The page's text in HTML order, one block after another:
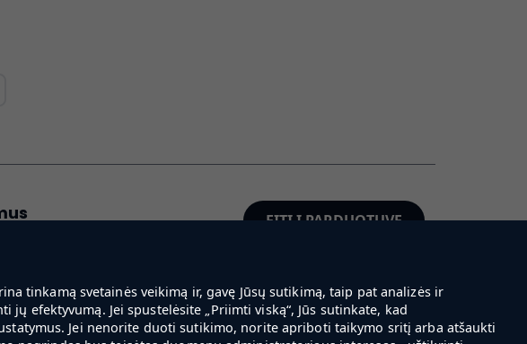
tinkamą svetainės veikimą ir, gavę Jūsų sutikimą, taip pat analizės ir
efektyvumą. Jei spustelėsite „Priimti viską“, Jūs sutinkate, kad
Jei nenorite duoti sutikimo, norite apriboti taikymo sritį arba atšaukti
EITI Į PARDUOTUVĘ